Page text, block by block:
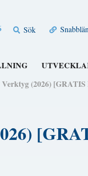
Sök
(2026)